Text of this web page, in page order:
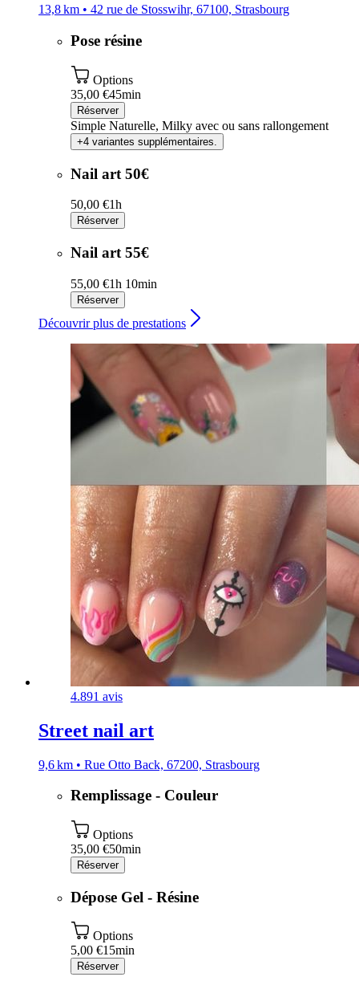
13,8 km • 42 rue de Stosswihr, 67100, Strasbourg
Pose résine
Options
35,00 €45min
Réserver
Simple Naturelle, Milky avec ou sans rallongement
+4 variantes supplémentaires.
Nail art 50€
50,00 €1h
Réserver
Nail art 55€
55,00 €1h 10min
Réserver
Découvrir plus de prestations
4.891 avis
Street nail art
9,6 km • Rue Otto Back, 67200, Strasbourg
Remplissage - Couleur
Options
35,00 €50min
Réserver
Dépose Gel - Résine
Options
5,00 €15min
Réserver